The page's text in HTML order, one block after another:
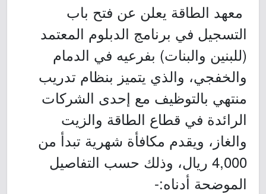
معهد الطاقة يعلن عن فتح باب
التسجيل في برنامج الدبلوم المعتمد
(للبنين والبنات) بفرعيه في الدمام
والخفجي، والذي يتميز بنظام تدريب
منتهي بالتوظيف مع إحدى الشركات
الرائدة في قطاع الطاقة والزيت
والغاز، ويقدم مكافأة شهرية تبدأ من
4,000 ريال، وذلك حسب التفاصيل
الموضحة أدناه:-